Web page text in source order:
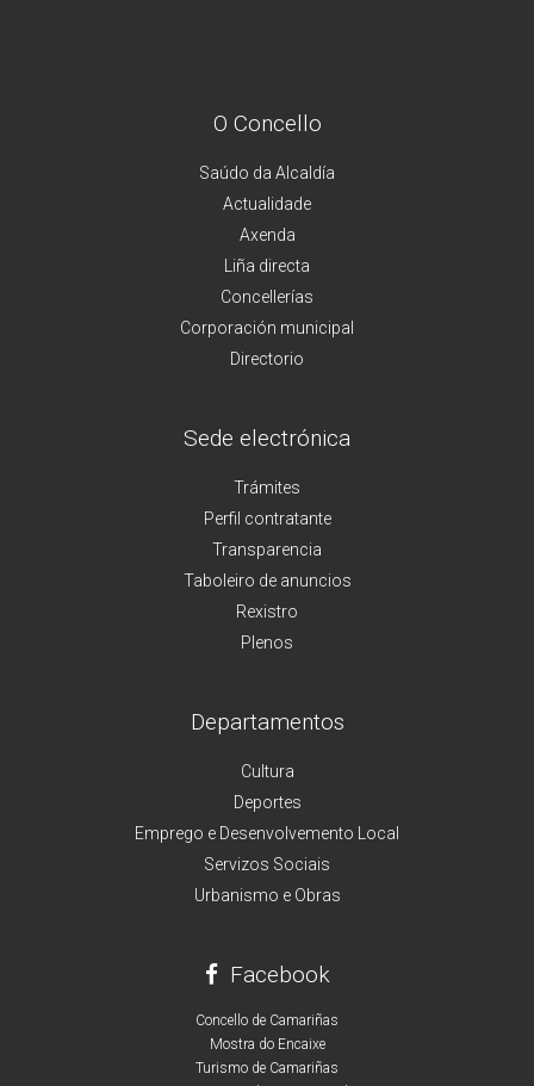
O Concello
Saúdo da Alcaldía
Actualidade
Axenda
Liña directa
Concellerías
Corporación municipal
Directorio
Sede electrónica
Trámites
Perfil contratante
Transparencia
Taboleiro de anuncios
Rexistro
Plenos
Departamentos
Cultura
Deportes
Emprego e Desenvolvemento Local
Servizos Sociais
Urbanismo e Obras
Facebook
Concello de Camariñas
Mostra do Encaixe
Turismo de Camariñas